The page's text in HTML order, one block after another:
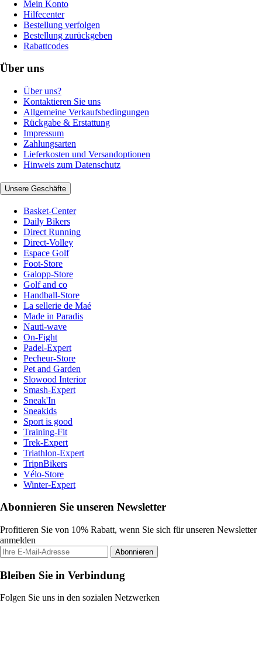
Mein Konto
Hilfecenter
Bestellung verfolgen
Bestellung zurückgeben
Rabattcodes
Über uns
Über uns?
Kontaktieren Sie uns
Allgemeine Verkaufsbedingungen
Rückgabe & Erstattung
Impressum
Zahlungsarten
Lieferkosten und Versandoptionen
Hinweis zum Datenschutz
Unsere Geschäfte
Basket-Center
Daily Bikers
Direct Running
Direct-Volley
Espace Golf
Foot-Store
Galopp-Store
Golf and co
Handball-Store
La sellerie de Maé
Made in Paradis
Nauti-wave
On-Fight
Padel-Expert
Pecheur-Store
Pet and Garden
Slowood Interior
Smash-Expert
Sneak'In
Sneakids
Sport is good
Training-Fit
Trek-Expert
Triathlon-Expert
TripnBikers
Vélo-Store
Winter-Expert
Abonnieren Sie unseren Newsletter
Profitieren Sie von 10% Rabatt, wenn Sie sich für unseren Newsletter
anmelden
Abonnieren
Bleiben Sie in Verbindung
Folgen Sie uns in den sozialen Netzwerken